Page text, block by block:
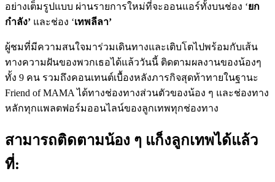
อย่างเต็มรูปแบบ ผ่านรายการใหม่ที่จะออนแอร์ทั้งบนช่อง ‘ยก
กำลัง’ และช่อง ‘เทพลีลา’
ผู้ชมที่มีความสนใจมาร่วมเดินทางและเติบโตไปพร้อมกับเส้น
ทางความฝันของพวกเธอได้แล้ววันนี้ ติดตามผลงานของน้องๆ
ทั้ง 9 คน รวมถึงคอนเทนต์เบื้องหลังภารกิจสุดท้าทายในฐานะ
Friend of MAMA ได้ทางช่องทางส่วนตัวของน้อง ๆ และช่องทาง
หลักทุกแพลตฟอร์มออนไลน์ของลูกเทพทุกช่องทาง
สามารถติดตามน้อง ๆ แก็งลูกเทพได้แล้ว
ที่: